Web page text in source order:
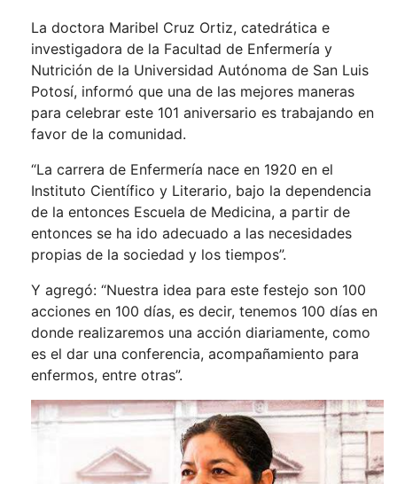
La doctora Maribel Cruz Ortiz, catedrática e
investigadora de la Facultad de Enfermería y
Nutrición de la Universidad Autónoma de San Luis
Potosí, informó que una de las mejores maneras
para celebrar este 101 aniversario es trabajando en
favor de la comunidad.
“La carrera de Enfermería nace en 1920 en el
Instituto Científico y Literario, bajo la dependencia
de la entonces Escuela de Medicina, a partir de
entonces se ha ido adecuado a las necesidades
propias de la sociedad y los tiempos”.
Y agregó: “Nuestra idea para este festejo son 100
acciones en 100 días, es decir, tenemos 100 días en
donde realizaremos una acción diariamente, como
es el dar una conferencia, acompañamiento para
enfermos, entre otras”.